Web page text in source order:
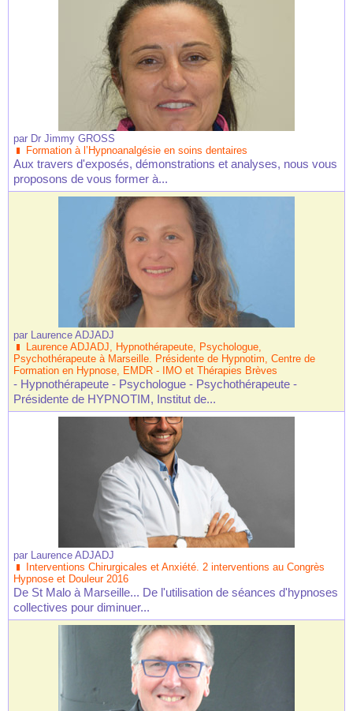
par Dr Jimmy GROSS
Formation à l’Hypnoanalgésie en soins dentaires
Aux travers d'exposés, démonstrations et analyses, nous vous
proposons de vous former à...
par Laurence ADJADJ
Laurence ADJADJ, Hypnothérapeute, Psychologue,
Psychothérapeute à Marseille. Présidente de Hypnotim, Centre de
Formation en Hypnose, EMDR - IMO et Thérapies Brèves
- Hypnothérapeute - Psychologue - Psychothérapeute -
Présidente de HYPNOTIM, Institut de...
par Laurence ADJADJ
Interventions Chirurgicales et Anxiété. 2 interventions au Congrès
Hypnose et Douleur 2016
De St Malo à Marseille... De l'utilisation de séances d'hypnoses
collectives pour diminuer...